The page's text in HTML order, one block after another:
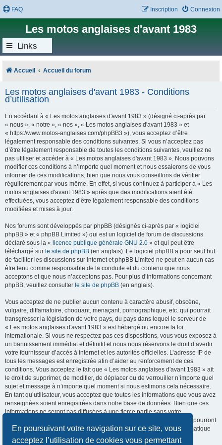
En poursuivant votre navigation sur ce site, vous
acceptez l’utilisation de cookies vous permettant
FAQ Connexion
Inscription
Les motos anglaises d'avant 1983
Links
Accueil Accueil du forum
Les motos anglaises d'avant 1983 - Conditions
d’utilisation
En accédant à « Les motos anglaises d'avant 1983 » (désigné ci-après par
« nous », « notre », « nos », « Les motos anglaises d'avant 1983 » et
« https://www.motos-anglaises.com/phpBB3 »), vous acceptez d’être
légalement responsable des conditions suivantes. Si vous n’acceptez pas
d’être légalement responsable de toutes les conditions suivantes, veuillez ne
pas utiliser et accéder à « Les motos anglaises d'avant 1983 ». Nous pouvons
modifier ces conditions à n’importe quel moment et nous essaierons de vous
informer de ces modifications, bien que nous vous conseillons de vérifier
régulièrement par vous-même. En effet, si vous continuez à participer à « Les
motos anglaises d'avant 1983 » après que des modifications aient été
effectuées, vous acceptez d’être légalement responsable des conditions
modifiées et mises à jour.
Nos forums sont développés par phpBB (désignés ci-après par « logiciel
phpBB » et « phpBB Limited ») qui est un logiciel de forum de discussions
déclaré sous la « licence publique générale GNU 2.0 » et qui peut être
téléchargé sur le site de phpBB (en anglais). Le logiciel phpBB a pour seul but
de faciliter les discussions sur internet et phpBB Limited ne peut en aucun cas
être tenu comme responsable de la conduite et du contenu que nous
acceptons et que nous n’acceptons pas. Pour plus d’informations concernant
phpBB, veuillez consulter le site de phpBB (en anglais).
Vous acceptez de ne publier aucun contenu à caractère abusif, obscène,
vulgaire, diffamatoire, choquant, menaçant, pornographique, etc. qui pourrait
transgresser la législation de votre pays, du pays dans lequel le serveur de
« Les motos anglaises d'avant 1983 » est hébergé ou encore la loi
internationale. Si vous ne respectez pas ces dispositions, vous vous exposez à
un bannissement immédiat et définitif et nous nous réservons le droit d’avertir
votre fournisseur d’accès à internet et les autorités officielles. L’adresse IP de
tous les messages est enregistrée afin d’aider au renforcement de ces
conditions. Vous acceptez le fait que « Les motos anglaises d'avant 1983 » ait
le droit de supprimer, de modifier, de déplacer ou de verrouiller n’importe quel
sujet et message à n’importe quel moment si nous estimons cela nécessaire.
En tant qu’utilisateur, vous acceptez que toutes les informations que vous avez
renseignées soient enregistrées dans notre base de données. Bien que ces
informations ne seront pas diffusées à une tierce partie sans votre
consentement, ni « Les motos anglaises d'avant 1983 », ni phpBB, ne pourront
être tenus comme responsables en cas de tentative de piratage informatique
visant à compromettre vos données.